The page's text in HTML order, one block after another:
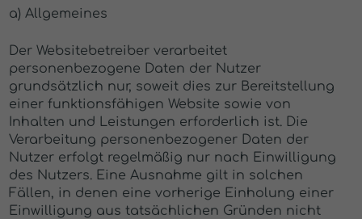
a) Allgemeines
Der Websitebetreiber verarbeitet
personenbezogene Daten der Nutzer
grundsätzlich nur, soweit dies zur Bereitstellung
einer funktionsfähigen Website sowie von
Inhalten und Leistungen erforderlich ist. Die
Verarbeitung personenbezogener Daten der
Nutzer erfolgt regelmäßig nur nach Einwilligung
des Nutzers. Eine Ausnahme gilt in solchen
Fällen, in denen eine vorherige Einholung einer
Einwilligung aus tatsächlichen Gründen nicht